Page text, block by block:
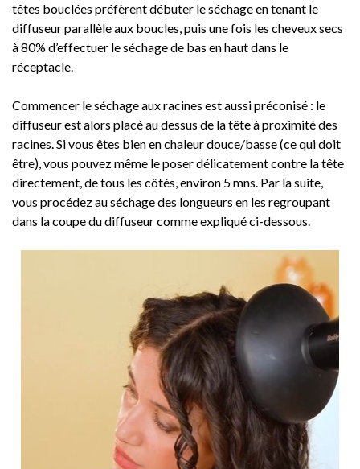
têtes bouclées préfèrent débuter le séchage en tenant le
diffuseur parallèle aux boucles, puis une fois les cheveux secs
à 80% d’effectuer le séchage de bas en haut dans le
réceptacle.
Commencer le séchage aux racines est aussi préconisé : le
diffuseur est alors placé au dessus de la tête à proximité des
racines. Si vous êtes bien en chaleur douce/basse (ce qui doit
être), vous pouvez même le poser délicatement contre la tête
directement, de tous les côtés, environ 5 mns. Par la suite,
vous procédez au séchage des longueurs en les regroupant
dans la coupe du diffuseur comme expliqué ci-dessous.